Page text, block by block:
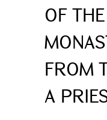
OF
FROM
A